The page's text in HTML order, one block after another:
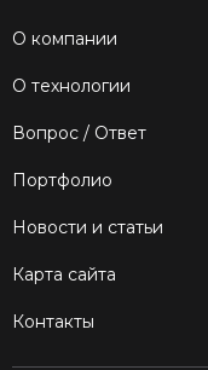
О компании
О технологии
Вопрос / Ответ
Портфолио
Новости и статьи
Карта сайта
Контакты